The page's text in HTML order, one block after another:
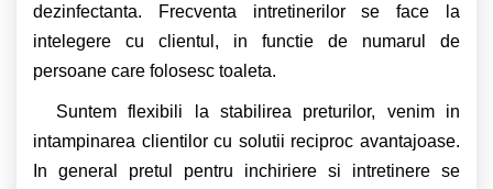
dezinfectanta. Frecventa intretinerilor se face la
intelegere cu clientul, in functie de numarul de
persoane care folosesc toaleta.
Suntem flexibili la stabilirea preturilor, venim in
intampinarea clientilor cu solutii reciproc avantajoase.
In general pretul pentru inchiriere si intretinere se